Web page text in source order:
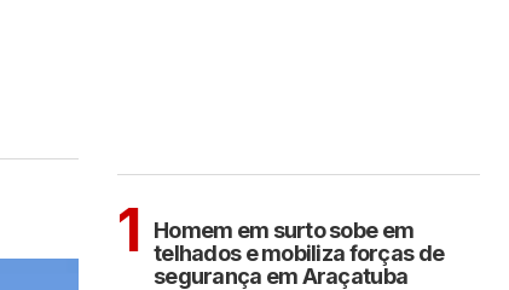
1
Homem em surto sobe em
telhados e mobiliza forças de
segurança em Araçatuba